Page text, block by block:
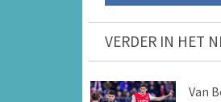
VERDER IN HET
Van